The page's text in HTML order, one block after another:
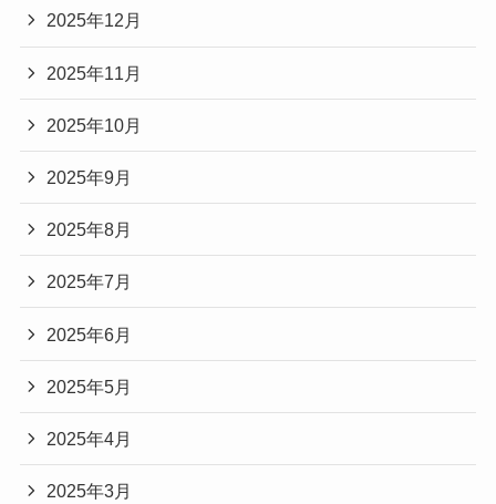
2025年12月
2025年11月
2025年10月
2025年9月
2025年8月
2025年7月
2025年6月
2025年5月
2025年4月
2025年3月